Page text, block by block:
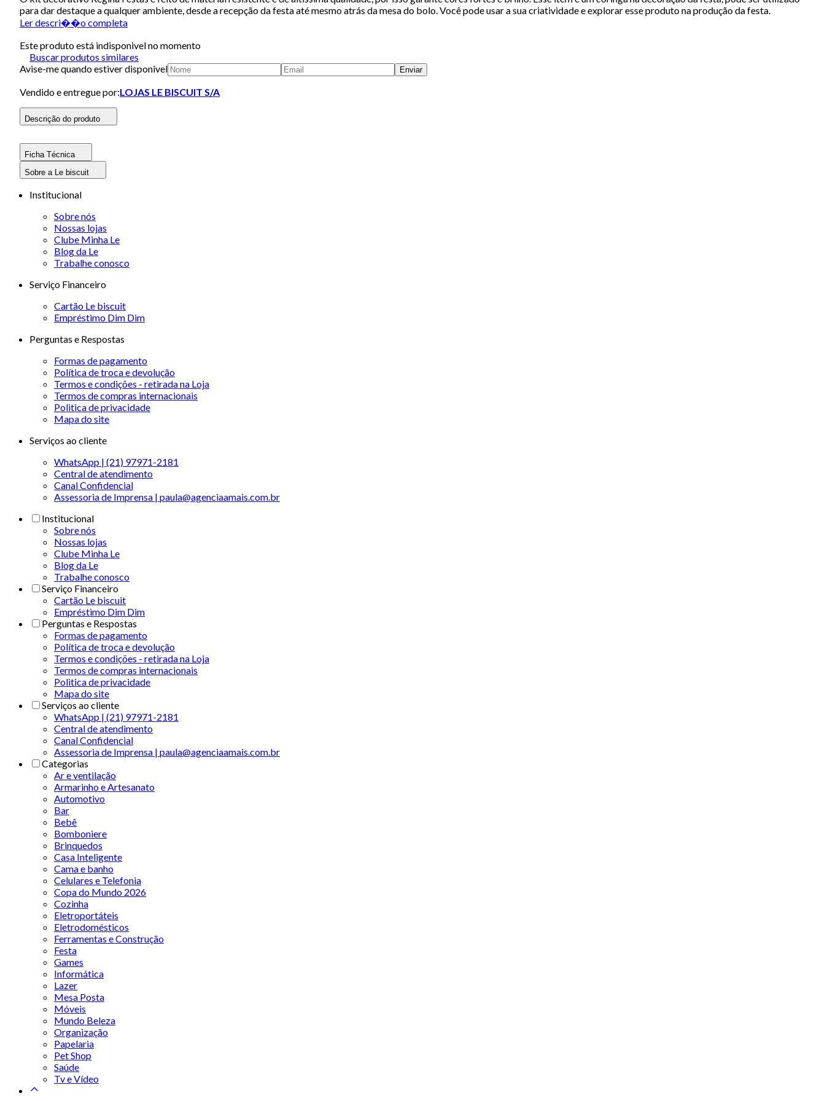
para dar destaque a qualquer ambiente, desde a recepção da festa até mesmo atrás da mesa do bolo. Você pode usar a sua criatividade e explorar esse produto na produção da festa.
Ler descri��o completa
Este produto está indisponivel no momento
Buscar produtos similares
Avise-me quando estiver disponivel
Enviar
Vendido e entregue por:LOJAS LE BISCUIT S/A
Descrição do produto
Ficha Técnica
Sobre a Le biscuit
Institucional
Sobre nós
Nossas lojas
Clube Minha Le
Blog da Le
Trabalhe conosco
Serviço Financeiro
Cartão Le biscuit
Empréstimo Dim Dim
Perguntas e Respostas
Formas de pagamento
Política de troca e devolução
Termos e condições - retirada na Loja
Termos de compras internacionais
Politica de privacidade
Mapa do site
Serviços ao cliente
WhatsApp | (21) 97971-2181
Central de atendimento
Canal Confidencial
Assessoria de Imprensa | paula@agenciaamais.com.br
Institucional
Sobre nós
Nossas lojas
Clube Minha Le
Blog da Le
Trabalhe conosco
Serviço Financeiro
Cartão Le biscuit
Empréstimo Dim Dim
Perguntas e Respostas
Formas de pagamento
Política de troca e devolução
Termos e condições - retirada na Loja
Termos de compras internacionais
Politica de privacidade
Mapa do site
Serviços ao cliente
WhatsApp | (21) 97971-2181
Central de atendimento
Canal Confidencial
Assessoria de Imprensa | paula@agenciaamais.com.br
Categorias
Ar e ventilação
Armarinho e Artesanato
Automotivo
Bar
Bebê
Bomboniere
Brinquedos
Casa Inteligente
Cama e banho
Celulares e Telefonia
Copa do Mundo 2026
Cozinha
Eletroportáteis
Eletrodomésticos
Ferramentas e Construção
Festa
Games
Informática
Lazer
Mesa Posta
Móveis
Mundo Beleza
Organização
Papelaria
Pet Shop
Saúde
Tv e Vídeo